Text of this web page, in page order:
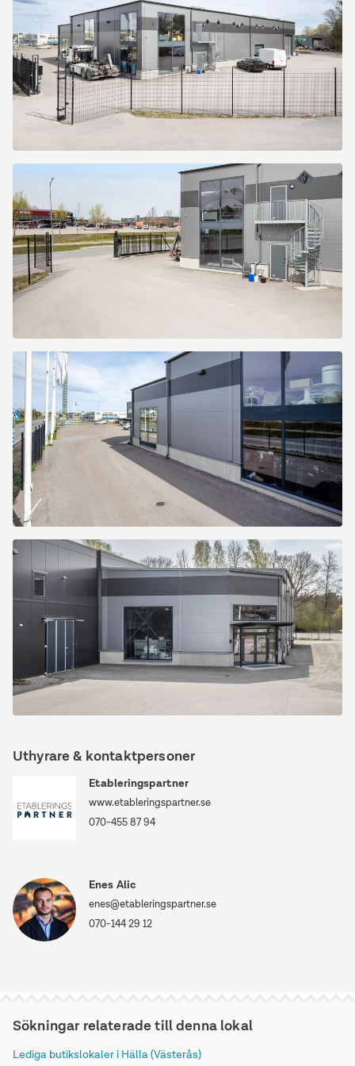
Kranbryggargatan
7
Kranbryggargatan
Uthyrare & kontaktpersoner
Etableringspartner
www.etableringspartner.se
070-455 87 94
Enes Alic
enes@etableringspartner.se
070-144 29 12
Sökningar relaterade till denna lokal
Lediga butikslokaler i Hälla (Västerås)